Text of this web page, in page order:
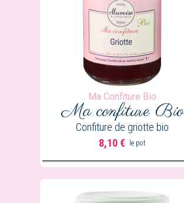
Ma Confiture Bio
Ma confiture Bio
Confiture de griotte bio
Prix
8,10 € le pot